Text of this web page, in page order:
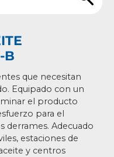
B
que necesitan
Equipado con un
el producto
para el
derrames. Adecuado
estaciones de
y centros